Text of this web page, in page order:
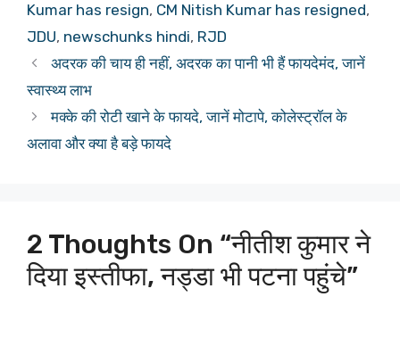
Kumar has resign, CM Nitish Kumar has resigned,
JDU, newschunks hindi, RJD
अदरक की चाय ही नहीं, अदरक का पानी भी हैं फायदेमंद, जानें
स्वास्थ्य लाभ
मक्के की रोटी खाने के फायदे, जानें मोटापे, कोलेस्ट्रॉल के
अलावा और क्या है बड़े फायदे
2 Thoughts On “नीतीश कुमार ने
दिया इस्तीफा, नड्डा भी पटना पहुंचे”